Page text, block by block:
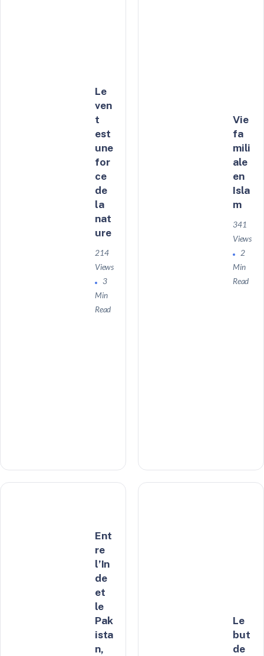
Le
ven
t
est
une
for
ce
de
la
nat
ure
214
Views
3
Min
Read
Vie
fa
mili
ale
en
Isla
m
341
Views
2
Min
Read
Ent
re
l’In
de
et
le
Pak
ista
n,
Le
but
de